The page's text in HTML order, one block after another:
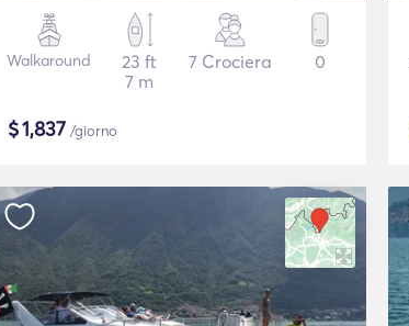
Walkaround
23 ft
7 m
7 Crociera 0
$1,837 /giorno